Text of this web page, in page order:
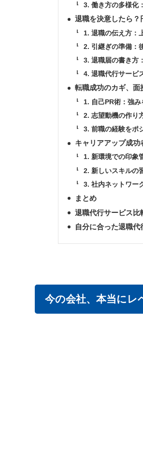
3. 働き方の多様化
退職を決意したら？
1. 退職の伝え方：
2. 引継ぎの準備：
3. 退職届の書き方
4. 退職代行サービ
転職成功のカギ、面
1. 自己PR術：強
2. 志望動機の作り
3. 前職の経験をポ
キャリアアップ成
1. 新環境での印象
2. 新しいスキルの
3. 社内ネットワー
まとめ
退職代行サービス比
自分に合った退職代
今の会社、本当にレ